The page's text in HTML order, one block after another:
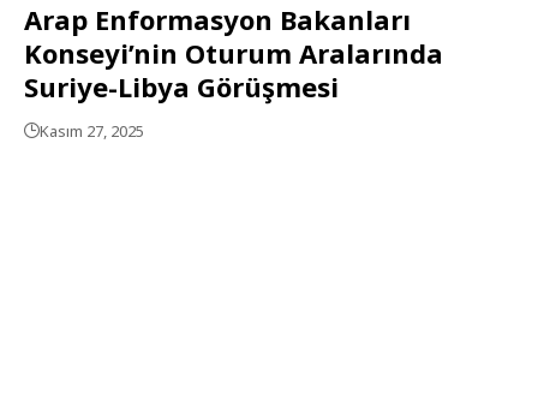
Arap Enformasyon Bakanları
Konseyi’nin Oturum Aralarında
Suriye-Libya Görüşmesi
Kasım 27, 2025